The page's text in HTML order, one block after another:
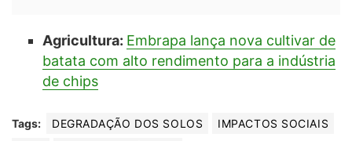
Agricultura: Embrapa lança nova cultivar de
batata com alto rendimento para a indústria
de chips
Tags: DEGRADAÇÃO DOS SOLOS
IMPACTOS SOCIAIS